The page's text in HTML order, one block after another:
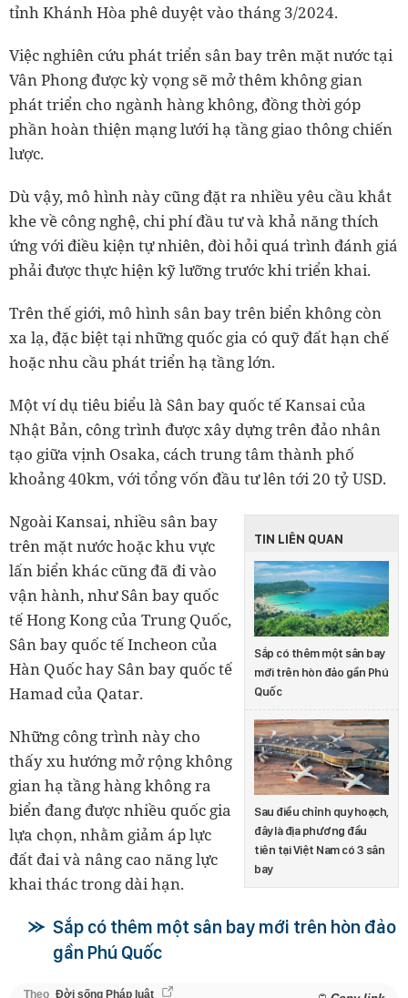
tỉnh Khánh Hòa phê duyệt vào tháng 3/2024.
Việc nghiên cứu phát triển sân bay trên mặt nước tại
Vân Phong được kỳ vọng sẽ mở thêm không gian
phát triển cho ngành hàng không, đồng thời góp
phần hoàn thiện mạng lưới hạ tầng giao thông chiến
lược.
Dù vậy, mô hình này cũng đặt ra nhiều yêu cầu khắt
khe về công nghệ, chi phí đầu tư và khả năng thích
ứng với điều kiện tự nhiên, đòi hỏi quá trình đánh giá
phải được thực hiện kỹ lưỡng trước khi triển khai.
Trên thế giới, mô hình sân bay trên biển không còn
xa lạ, đặc biệt tại những quốc gia có quỹ đất hạn chế
hoặc nhu cầu phát triển hạ tầng lớn.
Một ví dụ tiêu biểu là Sân bay quốc tế Kansai của
Nhật Bản, công trình được xây dựng trên đảo nhân
tạo giữa vịnh Osaka, cách trung tâm thành phố
khoảng 40km, với tổng vốn đầu tư lên tới 20 tỷ USD.
TIN LIÊN QUAN
Sắp có thêm một sân bay
mới trên hòn đảo gần Phú
Quốc
Sau điều chỉnh quy hoạch,
đây là địa phương đầu
tiên tại Việt Nam có 3 sân
bay
Ngoài Kansai, nhiều sân bay
trên mặt nước hoặc khu vực
lấn biển khác cũng đã đi vào
vận hành, như Sân bay quốc
tế Hong Kong của Trung Quốc,
Sân bay quốc tế Incheon của
Hàn Quốc hay Sân bay quốc tế
Hamad của Qatar.
Những công trình này cho
thấy xu hướng mở rộng không
gian hạ tầng hàng không ra
biển đang được nhiều quốc gia
lựa chọn, nhằm giảm áp lực
đất đai và nâng cao năng lực
khai thác trong dài hạn.
Sắp có thêm một sân bay mới trên hòn đảo
gần Phú Quốc
Theo Đời sống Pháp luật